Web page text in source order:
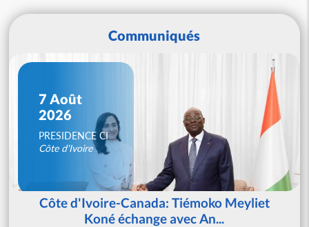
Communiqués
7 Août
2026
PRESIDENCE CI
Côte d'Ivoire
Côte d'Ivoire-Canada: Tiémoko Meyliet
Koné échange avec An...